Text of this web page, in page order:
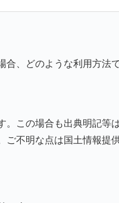
、どのような利用方法
。この場合も出典明記等
ご不明な点は国土情報提